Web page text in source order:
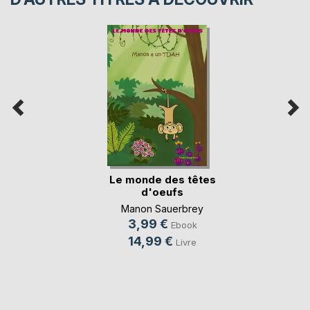
Le monde des têtes
d'oeufs
Manon Sauerbrey
3,99 € Ebook
14,99 € Livre